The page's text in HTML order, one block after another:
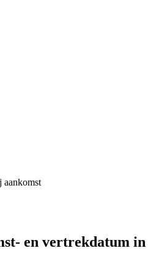
aankomst
en vertrekdatum in